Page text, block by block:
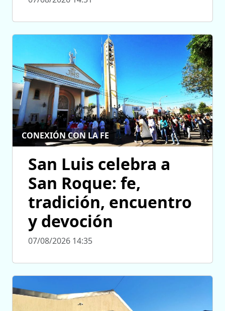
CONEXIÓN CON LA FE
San Luis celebra a
San Roque: fe,
tradición, encuentro
y devoción
07/08/2026 14:35